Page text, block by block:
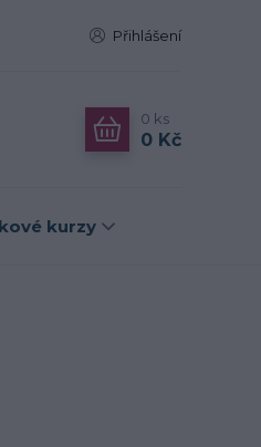
Přihlášení
0 ks
0 Kč
kurzy